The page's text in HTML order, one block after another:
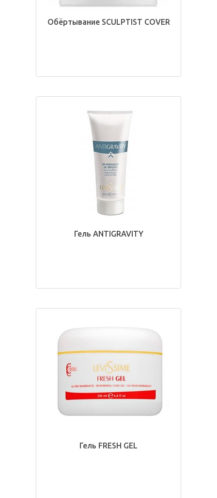
Обёртывание SCULPTIST COVER
Гель ANTIGRAVITY
Гель FRESH GEL